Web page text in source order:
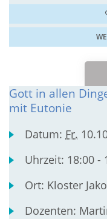
Gott in allen
mit Eutonie
Datum: Fr.
Uhrzeit: 18:00 -
Ort: Kloster
Dozenten: